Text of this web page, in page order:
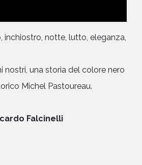
inchiostro, notte, lutto, eleganza,
nostri, una storia del colore nero
Michel Pastoureau.
Falcinelli